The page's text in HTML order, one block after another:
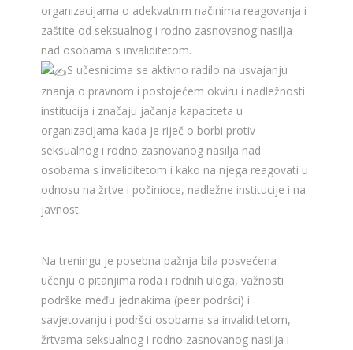
organizacijama o adekvatnim načinima reagovanja i
zaštite od seksualnog i rodno zasnovanog nasilja
nad osobama s invaliditetom.
S učesnicima se aktivno radilo na usvajanju
znanja o pravnom i postojećem okviru i nadležnosti
institucija i značaju jačanja kapaciteta u
organizacijama kada je riječ o borbi protiv
seksualnog i rodno zasnovanog nasilja nad
osobama s invaliditetom i kako na njega reagovati u
odnosu na žrtve i počinioce, nadležne institucije i na
javnost.
Na treningu je posebna pažnja bila posvećena
učenju o pitanjima roda i rodnih uloga, važnosti
podrške među jednakima (peer podršci) i
savjetovanju i podršci osobama sa invaliditetom,
žrtvama seksualnog i rodno zasnovanog nasilja i